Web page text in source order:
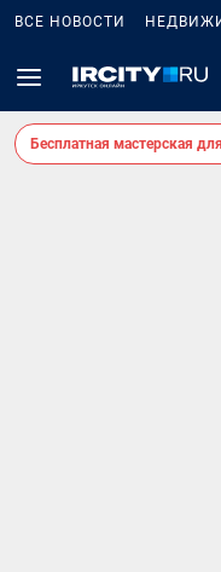
ВСЕ НОВОСТИ
Бесплатная мастерская